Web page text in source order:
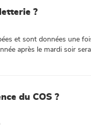
?
et sont données une
après le mardi soir
du COS ?